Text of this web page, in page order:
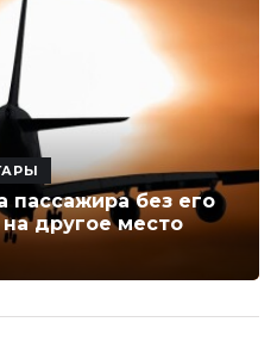
пассажира без его
другое место